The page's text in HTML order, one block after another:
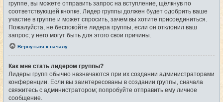
группе, вы можете отправить запрос на вступление, щёлкнув по
соответствующей кнопке. Лидер группы должен будет одобрить ваше
участие в группе и может спросить, зачем вы хотите присоединиться.
Пожалуйста, не беспокойте лидера группы, если он отклонил ваш
запрос; у него могут быть для этого свои причины.
Вернуться к началу
Как мне стать лидером группы?
Лидеры групп обычно назначаются при их создании администраторами
конференции. Если вы заинтересованы в создании группы, сначала
свяжитесь с администратором; попробуйте отправить ему личное
сообщение.